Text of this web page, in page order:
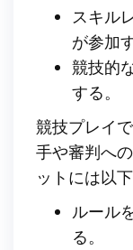
スキル
が参加
競技的
する。
競技プレイ
手や審判へ
ットには以
ルール
る。